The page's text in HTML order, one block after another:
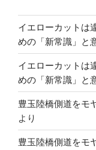
イエローカットは
めの「新常識」と
イエローカットは
めの「新常識」と
豊玉陸橋側道をモ
より
豊玉陸橋側道をモ